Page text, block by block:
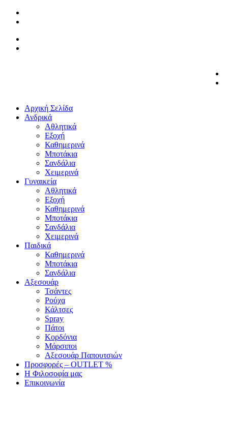
Αρχική Σελίδα
Ανδρικά
Αθλητικά
Εξοχή
Καθημερινά
Μποτάκια
Σανδάλια
Χειμερινά
Γυναικεία
Αθλητικά
Εξοχή
Καθημερινά
Μποτάκια
Σανδάλια
Χειμερινά
Παιδικά
Καθημερινά
Μποτάκια
Σανδάλια
Αξεσουάρ
Τσάντες
Ρούχα
Κάλτσες
Spray
Πάτοι
Κορδόνια
Μάρσιποι
Αξεσουάρ Παπουτσιών
Προσφορές – OUTLET %
Η Φιλοσοφία μας
Επικοινωνία